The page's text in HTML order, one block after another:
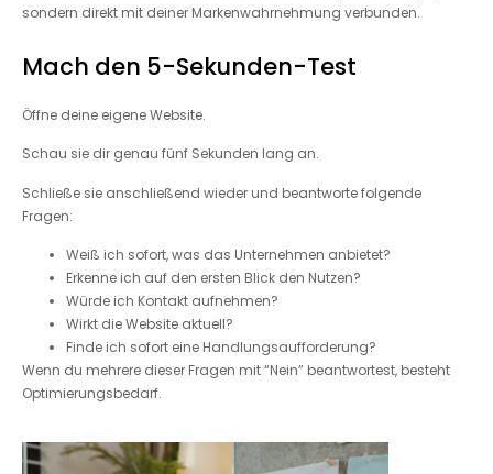
sondern direkt mit deiner Markenwahrnehmung verbunden.
Mach den 5-Sekunden-Test
Öffne deine eigene Website.
Schau sie dir genau fünf Sekunden lang an.
Schließe sie anschließend wieder und beantworte folgende
Fragen:
Weiß ich sofort, was das Unternehmen anbietet?
Erkenne ich auf den ersten Blick den Nutzen?
Würde ich Kontakt aufnehmen?
Wirkt die Website aktuell?
Finde ich sofort eine Handlungsaufforderung?
Wenn du mehrere dieser Fragen mit “Nein” beantwortest, besteht
Optimierungsbedarf.